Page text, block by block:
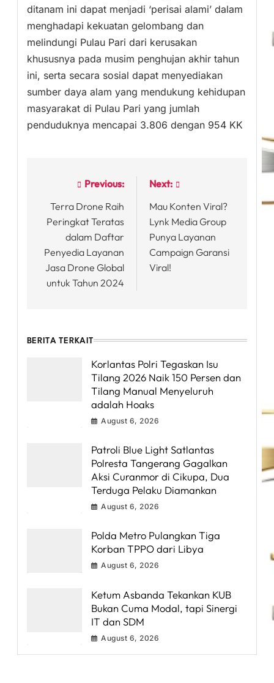
ditanam ini dapat menjadi ‘perisai alami’ dalam
menghadapi kekuatan gelombang dan
melindungi Pulau Pari dari kerusakan
khususnya pada musim penghujan akhir tahun
ini, serta secara sosial dapat menyediakan
sumber daya alam yang mendukung kehidupan
masyarakat di Pulau Pari yang jumlah
penduduknya mencapai 3.806 dengan 954 KK
navigation
Previous:
Terra Drone Raih
Peringkat Teratas
dalam Daftar
Penyedia Layanan
Jasa Drone Global
untuk Tahun 2024
Next:
Mau Konten Viral?
Lynk Media Group
Punya Layanan
Campaign Garansi
Viral!
BERITA TERKAIT
Korlantas Polri Tegaskan Isu
Tilang 2026 Naik 150 Persen dan
Tilang Manual Menyeluruh
adalah Hoaks
August 6, 2026
Patroli Blue Light Satlantas
Polresta Tangerang Gagalkan
Aksi Curanmor di Cikupa, Dua
Terduga Pelaku Diamankan
August 6, 2026
Polda Metro Pulangkan Tiga
Korban TPPO dari Libya
August 6, 2026
Ketum Asbanda Tekankan KUB
Bukan Cuma Modal, tapi Sinergi
IT dan SDM
August 6, 2026